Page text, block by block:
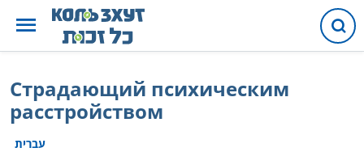
Страдающий психическим
расстройством
עברית